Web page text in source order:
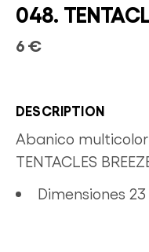
048.
6 €
DESCRIPTION
Abanico
TENTACLES
Dimensiones